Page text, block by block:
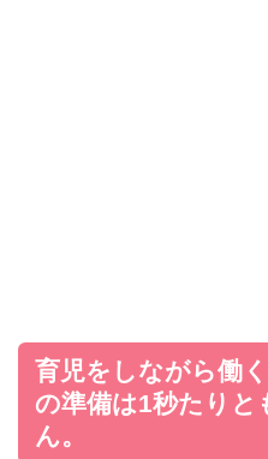
育児をしながら働
の準備は1秒たりと
ん。